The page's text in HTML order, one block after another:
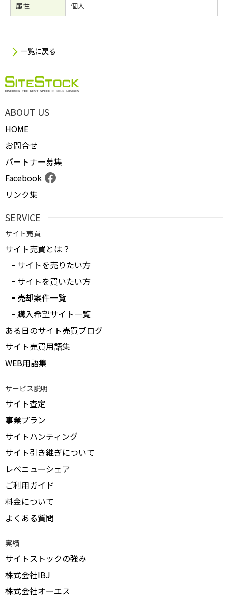
属性
個人
一覧に戻る
ABOUT US
HOME
お問合せ
パートナー募集
Facebook
リンク集
SERVICE
サイト売買
サイト売買とは？
サイトを売りたい方
サイトを買いたい方
売却案件一覧
購入希望サイト一覧
ある日のサイト売買ブログ
サイト売買用語集
WEB用語集
サービス説明
サイト査定
事業プラン
サイトハンティング
サイト引き継ぎについて
レベニューシェア
ご利用ガイド
料金について
よくある質問
実績
サイトストックの強み
株式会社IBJ
株式会社オーエス